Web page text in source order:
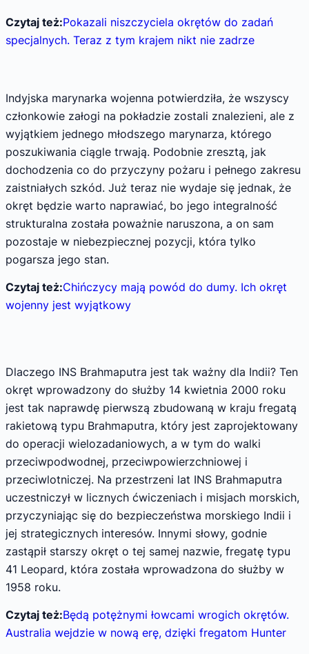
Czytaj też:Pokazali niszczyciela okrętów do zadań
specjalnych. Teraz z tym krajem nikt nie zadrze
Indyjska marynarka wojenna potwierdziła, że wszyscy
członkowie załogi na pokładzie zostali znalezieni, ale z
wyjątkiem jednego młodszego marynarza, którego
poszukiwania ciągle trwają. Podobnie zresztą, jak
dochodzenia co do przyczyny pożaru i pełnego zakresu
zaistniałych szkód. Już teraz nie wydaje się jednak, że
okręt będzie warto naprawiać, bo jego integralność
strukturalna została poważnie naruszona, a on sam
pozostaje w niebezpiecznej pozycji, która tylko
pogarsza jego stan.
Czytaj też:Chińczycy mają powód do dumy. Ich okręt
wojenny jest wyjątkowy
Dlaczego INS Brahmaputra jest tak ważny dla Indii? Ten
okręt wprowadzony do służby 14 kwietnia 2000 roku
jest tak naprawdę pierwszą zbudowaną w kraju fregatą
rakietową typu Brahmaputra, który jest zaprojektowany
do operacji wielozadaniowych, a w tym do walki
przeciwpodwodnej, przeciwpowierzchniowej i
przeciwlotniczej. Na przestrzeni lat INS Brahmaputra
uczestniczył w licznych ćwiczeniach i misjach morskich,
przyczyniając się do bezpieczeństwa morskiego Indii i
jej strategicznych interesów. Innymi słowy, godnie
zastąpił starszy okręt o tej samej nazwie, fregatę typu
41 Leopard, która została wprowadzona do służby w
1958 roku.
Czytaj też:Będą potężnymi łowcami wrogich okrętów.
Australia wejdzie w nową erę, dzięki fregatom Hunter